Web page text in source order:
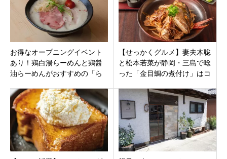
お得なオープニングイベント
あり！鶏白湯らーめんと鶏醤
油らーめんがおすすめの「ら
駅にオープン
【せっかくグルメ】妻夫木聡
と松本若菜が静岡・三島で唸
った「金目鯛の煮付け」はコ
解説！